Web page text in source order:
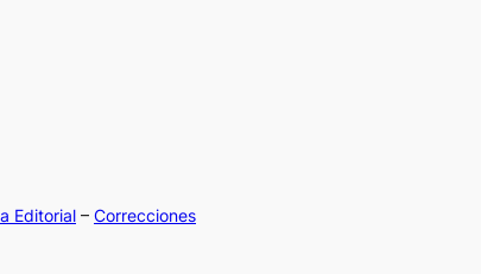
Editorial – Correcciones